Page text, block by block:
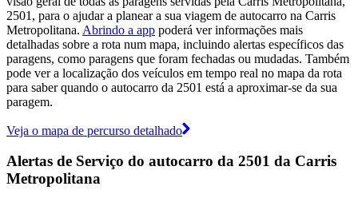
2501, para o ajudar a planear a sua viagem de autocarro na Carris
Metropolitana. Abrindo a app poderá ver informações mais
detalhadas sobre a rota num mapa, incluindo alertas específicos das
paragens, como paragens que foram fechadas ou mudadas. Também
pode ver a localização dos veículos em tempo real no mapa da rota
para saber quando o autocarro da 2501 está a aproximar-se da sua
paragem.
Veja o mapa de percurso detalhado
Alertas de Serviço do autocarro da 2501 da Carris
Metropolitana